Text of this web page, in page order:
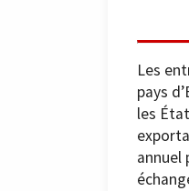
Les
pays
les
annuel